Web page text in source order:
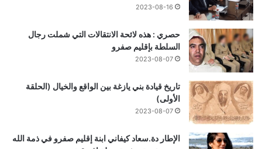
2023-08-16
حصري : هذه لائحة الانتقالات التي شملت رجال
السلطة بإقليم صفرو
2023-08-07
تاريخ قيادة بني يازغة بين الواقع والخيال (الحلقة
الأولى)
2023-08-07
الإطار دة.سعاد كيفاني ابنة إقليم صفرو في ذمة الله